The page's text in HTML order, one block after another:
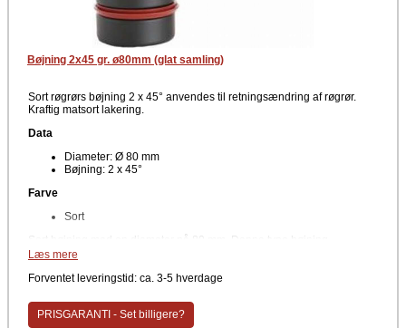
Bøjning 2x45 gr. ø80mm (glat samling)
Sort røgrørs bøjning 2 x 45° anvendes til retningsændring af røgrør.
Kraftig matsort lakering.
Data
Diameter: Ø 80 mm
Bøjning: 2 x 45°
Farve
Sort
Sort bøjning med en diameter på 80 mm. Denne type bøjning
anvendes der hvor der er behov for at ændre på retningen af
og opsætning af sorte røgrør eller bare brug for hjælp til bestillinge, så
kontakte den lokate skorstensfejer og få ham med på råd ved
tvivlsspørgsmål.
Læs mere
Forventet leveringstid: ca. 3-5 hverdage
PRISGARANTI - Set billigere?